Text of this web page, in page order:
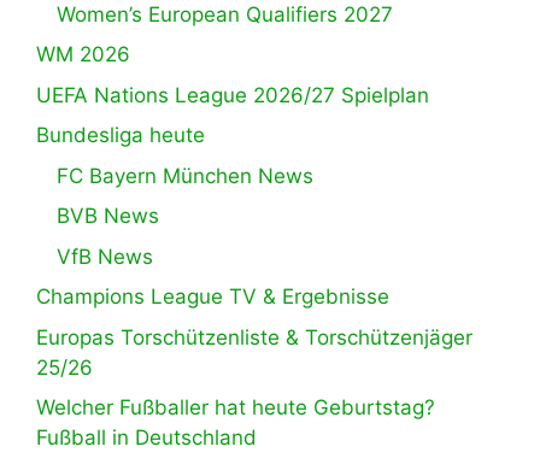
Women’s European Qualifiers 2027
WM 2026
UEFA Nations League 2026/27 Spielplan
Bundesliga heute
FC Bayern München News
BVB News
VfB News
Champions League TV & Ergebnisse
Europas Torschützenliste & Torschützenjäger
25/26
Welcher Fußballer hat heute Geburtstag?
Fußball in Deutschland